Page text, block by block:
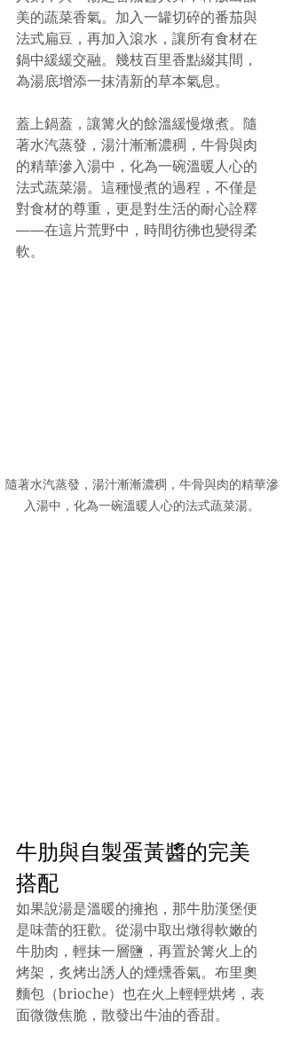
美的蔬菜香氣。加入一罐切碎的番茄與
法式扁豆，再加入滾水，讓所有食材在
鍋中緩緩交融。幾枝百里香點綴其間，
為湯底增添一抹清新的草本氣息。
蓋上鍋蓋，讓篝火的餘溫緩慢燉煮。隨
著水汽蒸發，湯汁漸漸濃稠，牛骨與肉
的精華滲入湯中，化為一碗溫暖人心的
法式蔬菜湯。這種慢煮的過程，不僅是
對食材的尊重，更是對生活的耐心詮釋
——在這片荒野中，時間彷彿也變得柔
軟。
隨著水汽蒸發，湯汁漸漸濃稠，牛骨與肉的精華滲
入湯中，化為一碗溫暖人心的法式蔬菜湯。
牛肋與自製蛋黃醬的完美
搭配
如果說湯是溫暖的擁抱，那牛肋漢堡便
是味蕾的狂歡。從湯中取出燉得軟嫩的
牛肋肉，輕抹一層鹽，再置於篝火上的
烤架，炙烤出誘人的煙燻香氣。布里奧
麵包（brioche）也在火上輕輕烘烤，表
面微微焦脆，散發出牛油的香甜。